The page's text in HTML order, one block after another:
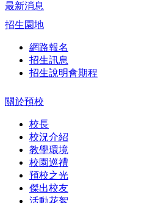
最新消息
招生園地
網路報名
招生訊息
招生說明會期程
關於預校
校長
校況介紹
教學環境
校園巡禮
預校之光
傑出校友